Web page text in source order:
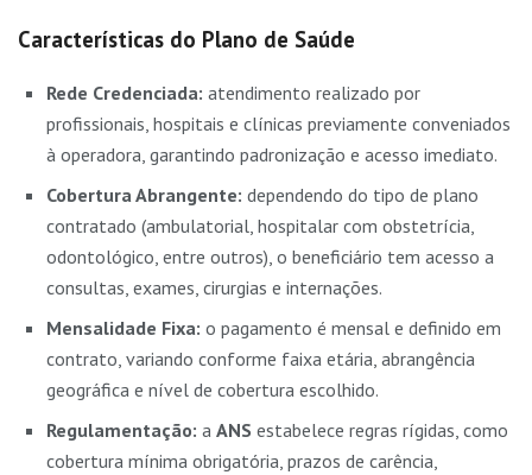
Características do Plano de Saúde
Rede Credenciada: atendimento realizado por
profissionais, hospitais e clínicas previamente conveniados
à operadora, garantindo padronização e acesso imediato.
Cobertura Abrangente: dependendo do tipo de plano
contratado (ambulatorial, hospitalar com obstetrícia,
odontológico, entre outros), o beneficiário tem acesso a
consultas, exames, cirurgias e internações.
Mensalidade Fixa: o pagamento é mensal e definido em
contrato, variando conforme faixa etária, abrangência
geográfica e nível de cobertura escolhido.
Regulamentação: a ANS estabelece regras rígidas, como
cobertura mínima obrigatória, prazos de carência,